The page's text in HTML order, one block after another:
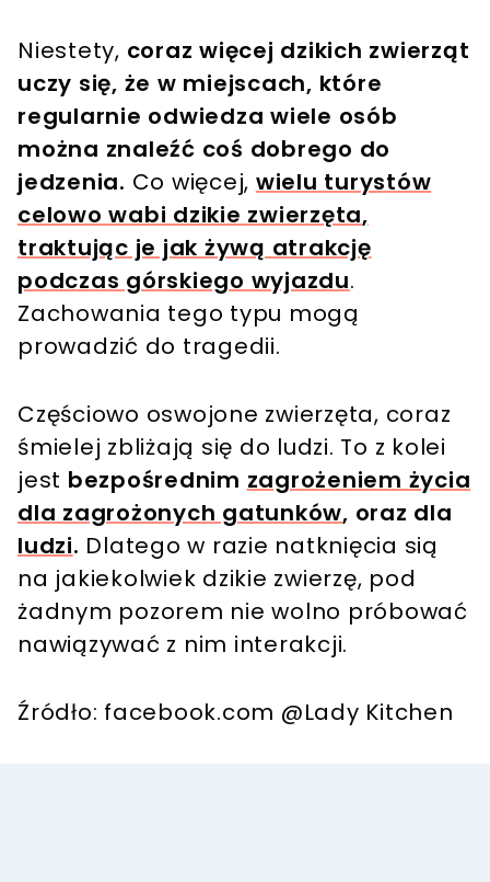
Niestety, coraz więcej dzikich zwierząt
uczy się, że w miejscach, które
regularnie odwiedza wiele osób
można znaleźć coś dobrego do
jedzenia. Co więcej, wielu turystów
celowo wabi dzikie zwierzęta,
traktując je jak żywą atrakcję
podczas górskiego wyjazdu.
Zachowania tego typu mogą
prowadzić do tragedii.
Częściowo oswojone zwierzęta, coraz
śmielej zbliżają się do ludzi. To z kolei
jest bezpośrednim zagrożeniem życia
dla zagrożonych gatunków, oraz dla
ludzi. Dlatego w razie natknięcia sią
na jakiekolwiek dzikie zwierzę, pod
żadnym pozorem nie wolno próbować
nawiązywać z nim interakcji.
Źródło: facebook.com @Lady Kitchen